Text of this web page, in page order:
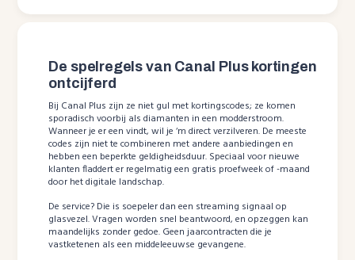
De spelregels van Canal Plus kortingen
ontcijferd
Bij Canal Plus zijn ze niet gul met kortingscodes; ze komen
sporadisch voorbij als diamanten in een modderstroom.
Wanneer je er een vindt, wil je ‘m direct verzilveren. De meeste
codes zijn niet te combineren met andere aanbiedingen en
hebben een beperkte geldigheidsduur. Speciaal voor nieuwe
klanten fladdert er regelmatig een gratis proefweek of -maand
door het digitale landschap.
De service? Die is soepeler dan een streaming signaal op
glasvezel. Vragen worden snel beantwoord, en opzeggen kan
maandelijks zonder gedoe. Geen jaarcontracten die je
vastketenen als een middeleeuwse gevangene.